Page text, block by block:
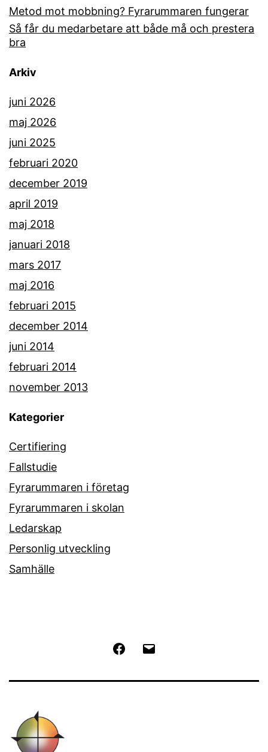
Metod mot mobbning? Fyrarummaren fungerar
Så får du medarbetare att både må och prestera
bra
Arkiv
juni 2026
maj 2026
juni 2025
februari 2020
december 2019
april 2019
maj 2018
januari 2018
mars 2017
maj 2016
februari 2015
december 2014
juni 2014
februari 2014
november 2013
Kategorier
Certifiering
Fallstudie
Fyrarummaren i företag
Fyrarummaren i skolan
Ledarskap
Personlig utveckling
Samhälle
Facebook